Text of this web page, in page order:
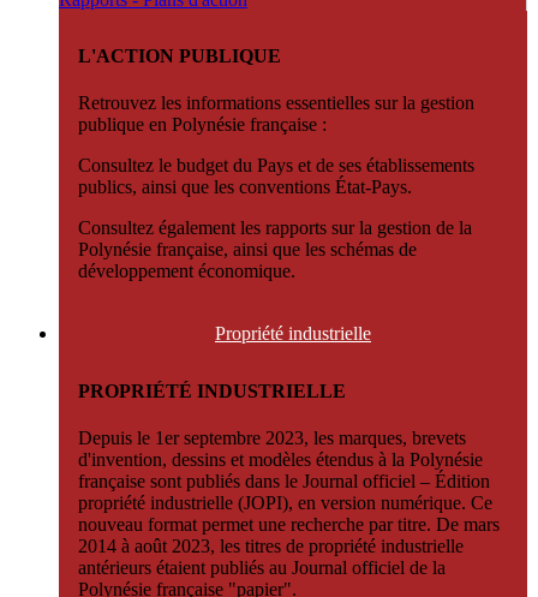
L'ACTION PUBLIQUE
Retrouvez les informations essentielles sur la gestion
publique en Polynésie française :
Consultez le budget du Pays et de ses établissements
publics, ainsi que les conventions État-Pays.
Consultez également les rapports sur la gestion de la
Polynésie française, ainsi que les schémas de
développement économique.
Propriété industrielle
PROPRIÉTÉ INDUSTRIELLE
Depuis le 1er septembre 2023, les marques, brevets
d'invention, dessins et modèles étendus à la Polynésie
française sont publiés dans le Journal officiel – Édition
propriété industrielle (JOPI), en version numérique. Ce
nouveau format permet une recherche par titre. De mars
2014 à août 2023, les titres de propriété industrielle
antérieurs étaient publiés au Journal officiel de la
Polynésie française "papier".